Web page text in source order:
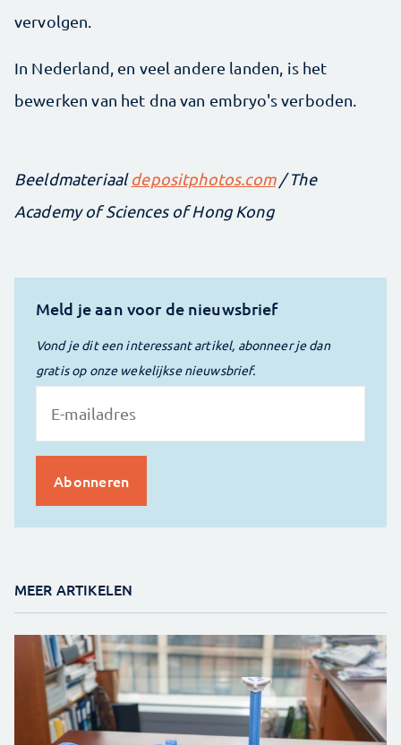
vervolgen.
In Nederland, en veel andere landen, is het
bewerken van het dna van embryo's verboden.
Beeldmateriaaldepositphotos.com/ The
Academy of Sciences of Hong Kong
Meld je aan voor de nieuwsbrief
Vond je dit een interessant artikel, abonneer je dan
gratis op onze wekelijkse nieuwsbrief.
MEER ARTIKELEN